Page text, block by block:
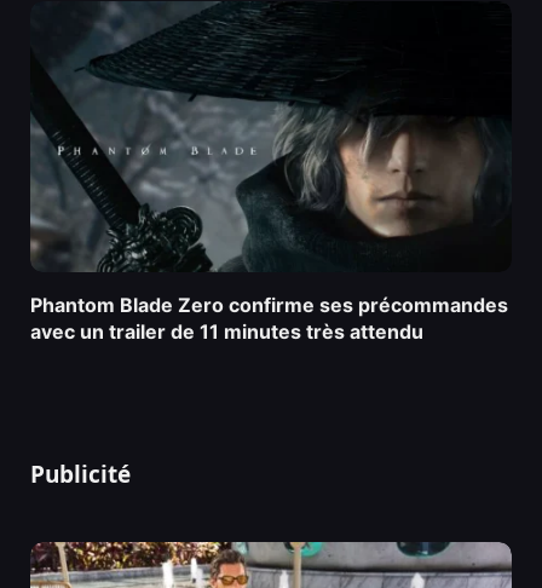
Phantom Blade Zero confirme ses précommandes
avec un trailer de 11 minutes très attendu
Publicité